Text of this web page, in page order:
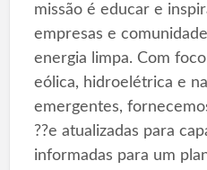
missão é educar e
empresas e
energia limpa. Com
eólica, hidroelétrica e
emergentes,
??e atualizadas para
informadas para um